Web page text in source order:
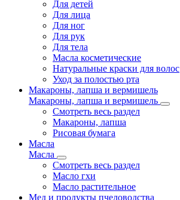
Для детей
Для лица
Для ног
Для рук
Для тела
Масла косметические
Натуральные краски для волос
Уход за полостью рта
Макароны, лапша и вермишель
Макароны, лапша и вермишель
Смотреть весь раздел
Макароны, лапша
Рисовая бумага
Масла
Масла
Смотреть весь раздел
Масло гхи
Масло растительное
Мед и продукты пчеловодства